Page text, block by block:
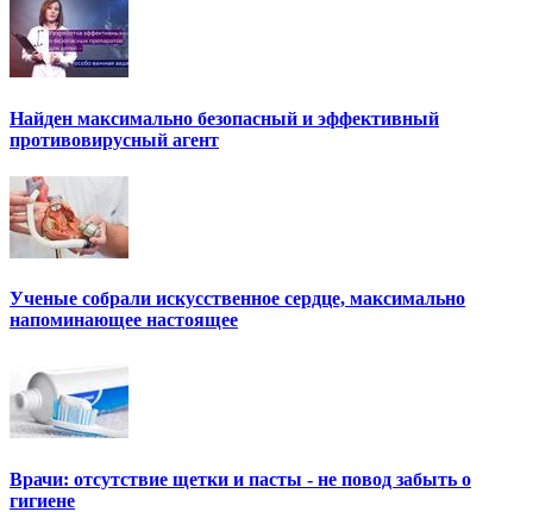
Найден максимально безопасный и эффективный
противовирусный агент
Ученые собрали искусственное сердце, максимально
напоминающее настоящее
Врачи: отсутствие щетки и пасты - не повод забыть о
гигиене